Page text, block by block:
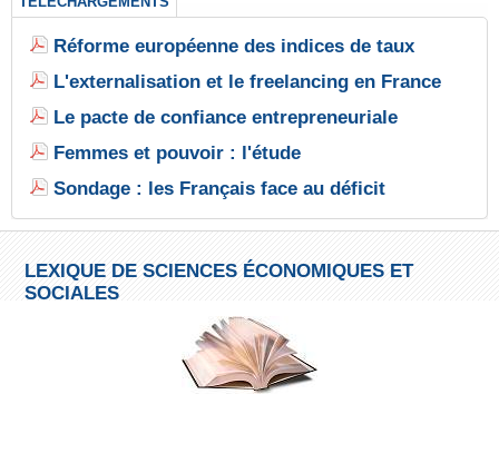
Réforme européenne des indices de taux
L'externalisation et le freelancing en France
Le pacte de confiance entrepreneuriale
Femmes et pouvoir : l'étude
Sondage : les Français face au déficit
LEXIQUE DE SCIENCES ÉCONOMIQUES ET
SOCIALES